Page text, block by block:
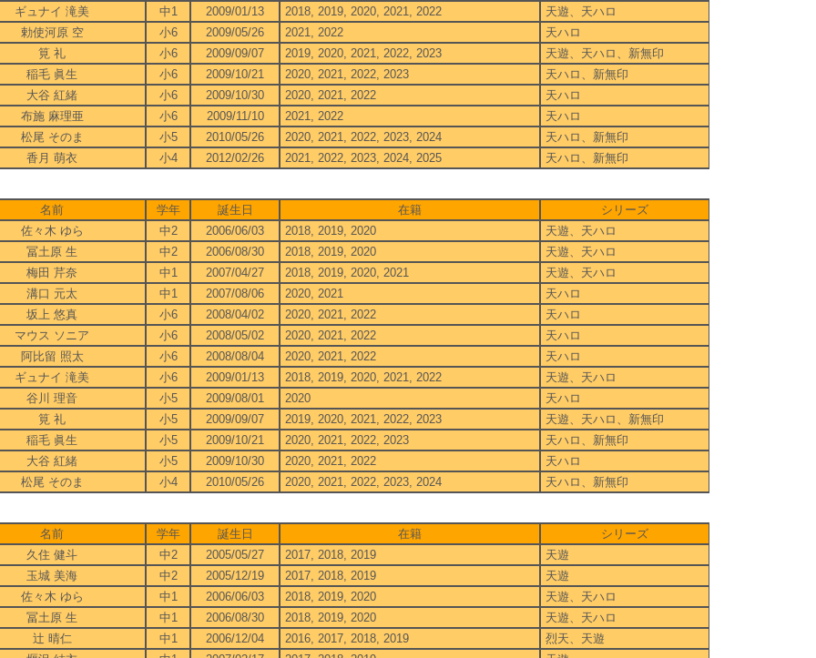
ギュナイ 滝美
中1 2009/01/13 2018, 2019, 2020, 2021, 2022
天遊、天ハロ
勅使河原 空
小6 2009/05/26 2021, 2022
天ハロ
筧 礼
小6 2009/09/07 2019, 2020, 2021, 2022, 2023
天遊、天ハロ、新無印
稲毛 眞生
小6 2009/10/21 2020, 2021, 2022, 2023
天ハロ、新無印
大谷 紅緒
小6 2009/10/30 2020, 2021, 2022
天ハロ
布施 麻理亜
小6 2009/11/10 2021, 2022
天ハロ
松尾 そのま
小5 2010/05/26 2020, 2021, 2022, 2023, 2024
天ハロ、新無印
香月 萌衣
小4 2012/02/26 2021, 2022, 2023, 2024, 2025 天ハロ、新無印
名前 学年 誕生日 在籍
シリーズ
佐々木 ゆら
中2 2006/06/03 2018, 2019, 2020
天遊、天ハロ
冨土原 生
中2 2006/08/30 2018, 2019, 2020
天遊、天ハロ
梅田 芹奈
中1 2007/04/27 2018, 2019, 2020, 2021
天遊、天ハロ
溝口 元太
中1 2007/08/06 2020, 2021
天ハロ
坂上 悠真
小6 2008/04/02 2020, 2021, 2022
天ハロ
マウス ソニア
小6 2008/05/02 2020, 2021, 2022
天ハロ
阿比留 照太
小6 2008/08/04 2020, 2021, 2022
天ハロ
ギュナイ 滝美
小6 2009/01/13 2018, 2019, 2020, 2021, 2022
天遊、天ハロ
谷川 理音
小5 2009/08/01 2020
天ハロ
筧 礼
小5 2009/09/07 2019, 2020, 2021, 2022, 2023
天遊、天ハロ、新無印
稲毛 眞生
小5 2009/10/21 2020, 2021, 2022, 2023
天ハロ、新無印
大谷 紅緒
小5 2009/10/30 2020, 2021, 2022
天ハロ
松尾 そのま
小4 2010/05/26 2020, 2021, 2022, 2023, 2024 天ハロ、新無印
名前 学年 誕生日 在籍
シリーズ
久住 健斗
中2 2005/05/27 2017, 2018, 2019
天遊
玉城 美海
中2 2005/12/19 2017, 2018, 2019
天遊
佐々木 ゆら
中1 2006/06/03 2018, 2019, 2020
天遊、天ハロ
冨土原 生
中1 2006/08/30 2018, 2019, 2020
天遊、天ハロ
辻 晴仁
中1 2006/12/04 2016, 2017, 2018, 2019
烈天、天遊